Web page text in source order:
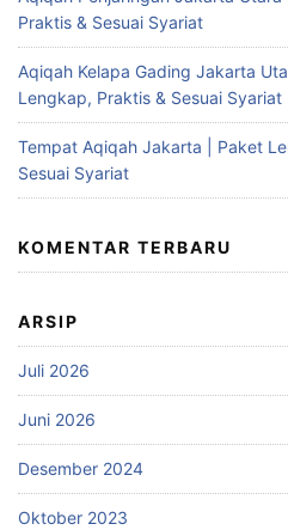
Praktis & Sesuai Syariat
Aqiqah Kelapa Gading Jakarta
Lengkap, Praktis & Sesuai Syariat
Tempat Aqiqah Jakarta | Paket
Sesuai Syariat
KOMENTAR TERBARU
ARSIP
Juli 2026
Juni 2026
Desember 2024
Oktober 2023